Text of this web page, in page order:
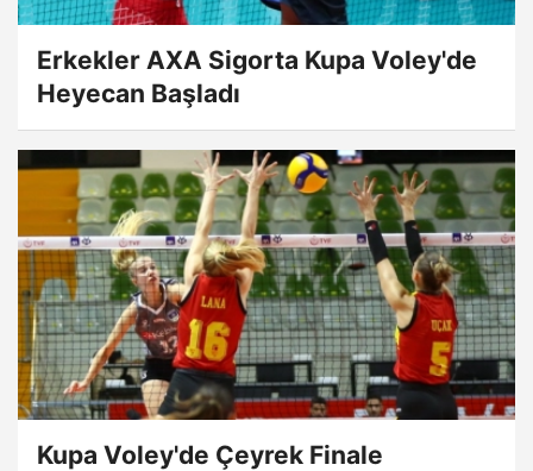
Erkekler AXA Sigorta Kupa Voley'de
Heyecan Başladı
Kupa Voley'de Çeyrek Finale